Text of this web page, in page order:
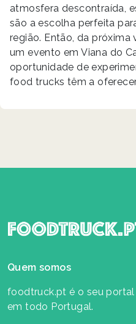
atmosfera descontraída,
são a escolha perfeita
região. Então, da
um evento em Viana do
oportunidade de
food trucks têm a
Quem somos
foodtruck.pt é o seu
em todo Portugal.